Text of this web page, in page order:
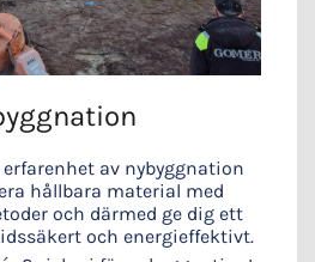
av nybyggnation
hållbara material med
och därmed ge dig ett
och energieffektivt.